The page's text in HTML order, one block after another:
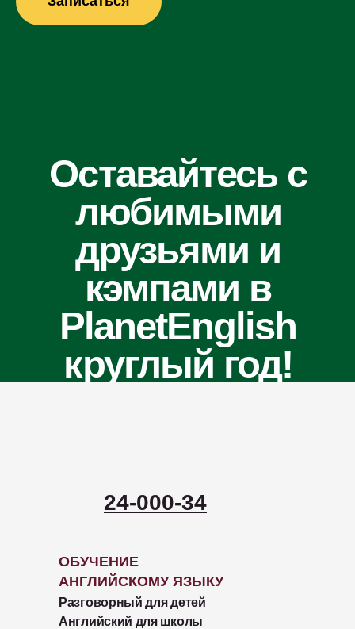
Английский для школы
Разговорный для детей
ОБУЧЕНИЕ
АНГЛИЙСКОМУ ЯЗЫКУ
24-000-34